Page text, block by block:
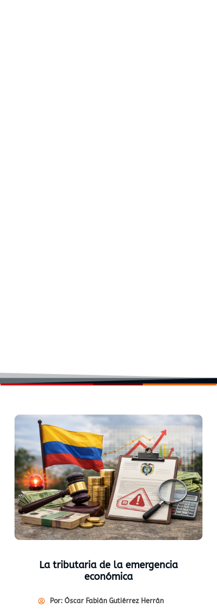
La tributaria de la emergencia
económica
Por: Óscar Fabián Gutiérrez Herrán